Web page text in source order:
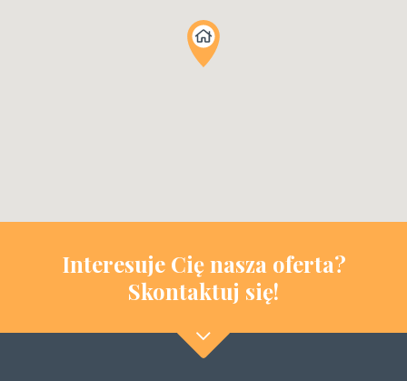
Interesuje Cię nasza oferta?
Skontaktuj się!